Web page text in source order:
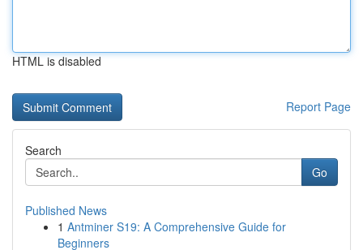
HTML is disabled
Report Page
Search
Go
Published News
1 Antminer S19: A Comprehensive Guide for
Beginners